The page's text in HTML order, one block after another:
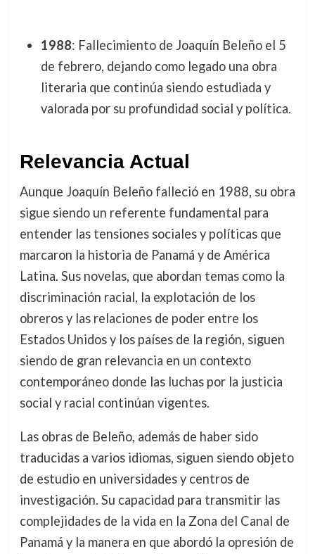
1988: Fallecimiento de Joaquín Beleño el 5
de febrero, dejando como legado una obra
literaria que continúa siendo estudiada y
valorada por su profundidad social y política.
Relevancia Actual
Aunque Joaquín Beleño falleció en 1988, su obra
sigue siendo un referente fundamental para
entender las tensiones sociales y políticas que
marcaron la historia de Panamá y de América
Latina. Sus novelas, que abordan temas como la
discriminación racial, la explotación de los
obreros y las relaciones de poder entre los
Estados Unidos y los países de la región, siguen
siendo de gran relevancia en un contexto
contemporáneo donde las luchas por la justicia
social y racial continúan vigentes.
Las obras de Beleño, además de haber sido
traducidas a varios idiomas, siguen siendo objeto
de estudio en universidades y centros de
investigación. Su capacidad para transmitir las
complejidades de la vida en la Zona del Canal de
Panamá y la manera en que abordó la opresión de